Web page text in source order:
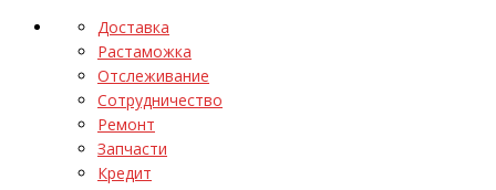
Доставка
Растаможка
Отслеживание
Сотрудничество
Ремонт
Запчасти
Кредит